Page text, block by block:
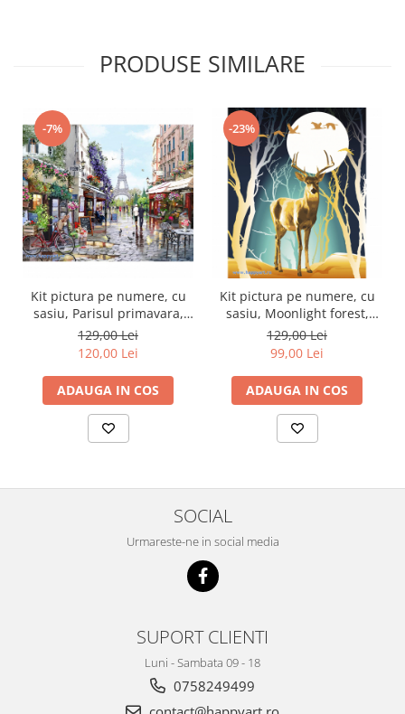
PRODUSE SIMILARE
-7%
Kit pictura pe numere, cu
sasiu, Parisul primavara,
40X50 cm, 30 culori, nivel
avansat, MG2206
129,00 Lei
120,00 Lei
ADAUGA IN COS
-23%
Kit pictura pe numere, cu
sasiu, Moonlight forest,
40X50 cm, 30 culori, nivel
avansat, MG2432
129,00 Lei
99,00 Lei
ADAUGA IN COS
SOCIAL
Urmareste-ne in social media
SUPORT CLIENTI
Luni - Sambata 09 - 18
0758249499